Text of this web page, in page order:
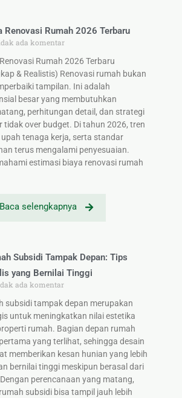
Renovasi Rumah 2026 Terbaru
ada komentar
Rumah 2026 Terbaru
& Realistis) Renovasi rumah bukan
tampilan. Ini adalah
besar yang membutuhkan
perhitungan detail, dan strategi
tidak over budget. Di tahun 2026, tren
tenaga kerja, serta standar
terus mengalami penyesuaian.
estimasi biaya renovasi rumah
Baca selengkapnya
Subsidi Tampak Depan: Tips
yang Bernilai Tinggi
ada komentar
subsidi tampak depan merupakan
untuk meningkatkan nilai estetika
rumah. Bagian depan rumah
yang terlihat, sehingga desain
memberikan kesan hunian yang lebih
bernilai tinggi meskipun berasal dari
perencanaan yang matang,
subsidi bisa tampil jauh lebih